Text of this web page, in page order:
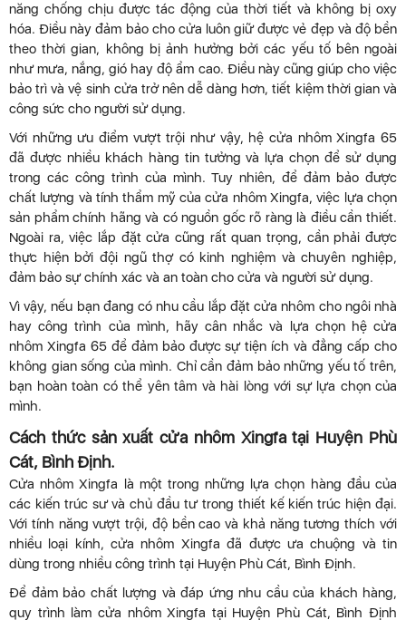
năng chống chịu được tác động của thời tiết và không bị oxy
hóa. Điều này đảm bảo cho cửa luôn giữ được vẻ đẹp và độ bền
theo thời gian, không bị ảnh hưởng bởi các yếu tố bên ngoài
như mưa, nắng, gió hay độ ẩm cao. Điều này cũng giúp cho việc
bảo trì và vệ sinh cửa trở nên dễ dàng hơn, tiết kiệm thời gian và
công sức cho người sử dụng.
Với những ưu điểm vượt trội như vậy, hệ cửa nhôm Xingfa 65
đã được nhiều khách hàng tin tưởng và lựa chọn để sử dụng
trong các công trình của mình. Tuy nhiên, để đảm bảo được
chất lượng và tính thẩm mỹ của cửa nhôm Xingfa, việc lựa chọn
sản phẩm chính hãng và có nguồn gốc rõ ràng là điều cần thiết.
Ngoài ra, việc lắp đặt cửa cũng rất quan trọng, cần phải được
thực hiện bởi đội ngũ thợ có kinh nghiệm và chuyên nghiệp,
đảm bảo sự chính xác và an toàn cho cửa và người sử dụng.
Vì vậy, nếu bạn đang có nhu cầu lắp đặt cửa nhôm cho ngôi nhà
hay công trình của mình, hãy cân nhắc và lựa chọn hệ cửa
nhôm Xingfa 65 để đảm bảo được sự tiện ích và đẳng cấp cho
không gian sống của mình. Chỉ cần đảm bảo những yếu tố trên,
bạn hoàn toàn có thể yên tâm và hài lòng với sự lựa chọn của
mình.
Cách thức sản xuất cửa nhôm Xingfa tại Huyện Phù
Cát, Bình Định.
Cửa nhôm Xingfa là một trong những lựa chọn hàng đầu của
các kiến trúc sư và chủ đầu tư trong thiết kế kiến trúc hiện đại.
Với tính năng vượt trội, độ bền cao và khả năng tương thích với
nhiều loại kính, cửa nhôm Xingfa đã được ưa chuộng và tin
dùng trong nhiều công trình tại Huyện Phù Cát, Bình Định.
Để đảm bảo chất lượng và đáp ứng nhu cầu của khách hàng,
quy trình làm cửa nhôm Xingfa tại Huyện Phù Cát, Bình Định